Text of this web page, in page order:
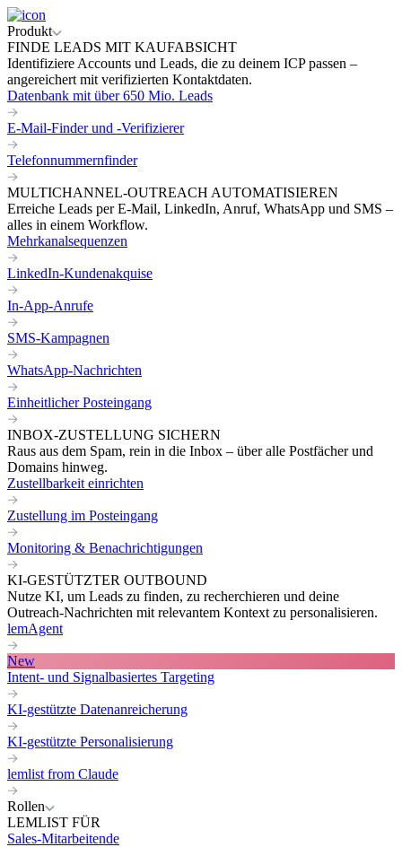
Produkt
FINDE LEADS MIT KAUFABSICHT
Identifiziere Accounts und Leads, die zu deinem ICP passen –
angereichert mit verifizierten Kontaktdaten.
Datenbank mit über 650 Mio. Leads
E-Mail-Finder und -Verifizierer
Telefonnummernfinder
MULTICHANNEL-OUTREACH AUTOMATISIEREN
Erreiche Leads per E-Mail, LinkedIn, Anruf, WhatsApp und SMS –
alles in einem Workflow.
Mehrkanalsequenzen
LinkedIn-Kundenakquise
In-App-Anrufe
SMS-Kampagnen
WhatsApp-Nachrichten
Einheitlicher Posteingang
INBOX-ZUSTELLUNG SICHERN
Raus aus dem Spam, rein in die Inbox – über alle Postfächer und
Domains hinweg.
Zustellbarkeit einrichten
Zustellung im Posteingang
Monitoring & Benachrichtigungen
KI-GESTÜTZTER OUTBOUND
Nutze KI, um Leads zu finden, zu recherchieren und deine
Outreach-Nachrichten mit relevantem Kontext zu personalisieren.
lemAgent
New
Intent- und Signalbasiertes Targeting
KI-gestützte Datenanreicherung
KI-gestützte Personalisierung
lemlist from Claude
Rollen
LEMLIST FÜR
Sales-Mitarbeitende